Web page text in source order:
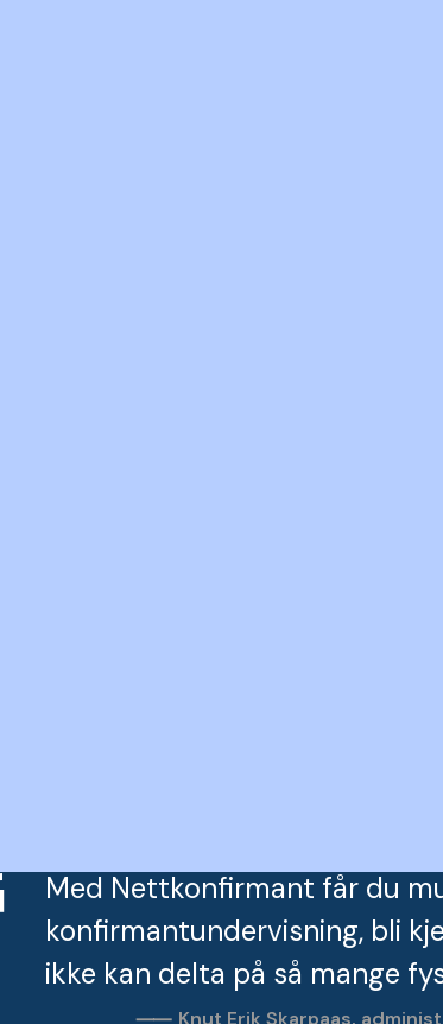
Med Nettkonfirmant får du
konfirmantundervisning, bli
ikke kan delta på så mange
Knut Erik Skarpaas,